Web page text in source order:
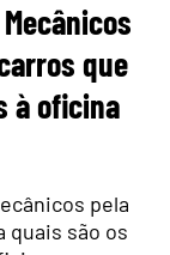
que
à oficina
pela
são os